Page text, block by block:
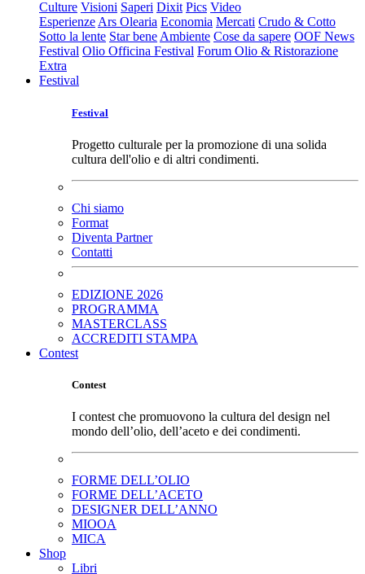
Culture Visioni Saperi Dixit Pics Video
Esperienze Ars Olearia Economia Mercati Crudo & Cotto
Sotto la lente Star bene Ambiente Cose da sapere OOF News
Festival Olio Officina Festival Forum Olio & Ristorazione
Extra
Festival
Festival
Progetto culturale per la promozione di una solida
cultura dell'olio e di altri condimenti.
Chi siamo
Format
Diventa Partner
Contatti
EDIZIONE 2026
PROGRAMMA
MASTERCLASS
ACCREDITI STAMPA
Contest
Contest
I contest che promuovono la cultura del design nel
mondo dell’olio, dell’aceto e dei condimenti.
FORME DELL’OLIO
FORME DELL’ACETO
DESIGNER DELL’ANNO
MIOOA
MICA
Shop
Libri